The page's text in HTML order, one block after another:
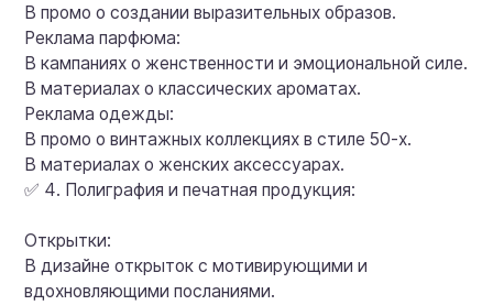
В промо о создании выразительных образов.
Реклама парфюма:
В кампаниях о женственности и эмоциональной силе.
В материалах о классических ароматах.
Реклама одежды:
В промо о винтажных коллекциях в стиле 50-х.
В материалах о женских аксессуарах.
✅ 4. Полиграфия и печатная продукция:
Открытки:
В дизайне открыток с мотивирующими и
вдохновляющими посланиями.